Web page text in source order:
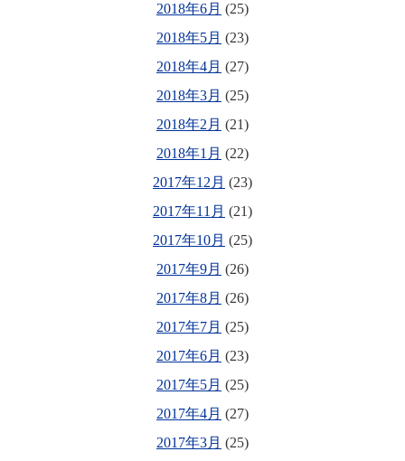
2018年6月 (25)
2018年5月 (23)
2018年4月 (27)
2018年3月 (25)
2018年2月 (21)
2018年1月 (22)
2017年12月 (23)
2017年11月 (21)
2017年10月 (25)
2017年9月 (26)
2017年8月 (26)
2017年7月 (25)
2017年6月 (23)
2017年5月 (25)
2017年4月 (27)
2017年3月 (25)